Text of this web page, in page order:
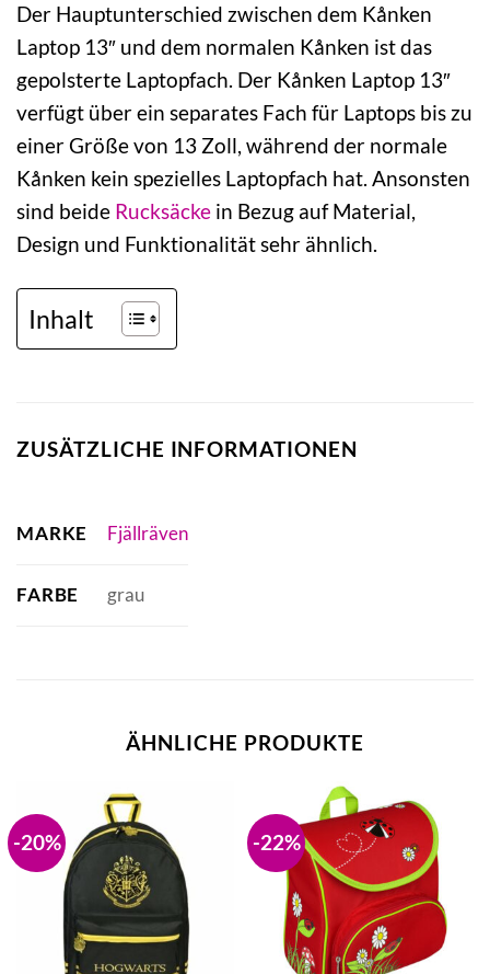
Der Hauptunterschied zwischen dem Kånken
Laptop 13″ und dem normalen Kånken ist das
gepolsterte Laptopfach. Der Kånken Laptop 13″
verfügt über ein separates Fach für Laptops bis zu
einer Größe von 13 Zoll, während der normale
Kånken kein spezielles Laptopfach hat. Ansonsten
sind beide Rucksäcke in Bezug auf Material,
Design und Funktionalität sehr ähnlich.
Inhalt
ZUSÄTZLICHE INFORMATIONEN
MARKE Fjällräven
FARBE grau
ÄHNLICHE PRODUKTE
-20% -22%